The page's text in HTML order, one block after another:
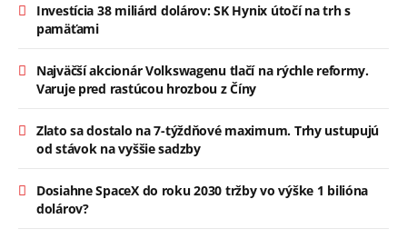
Investícia 38 miliárd dolárov: SK Hynix útočí na trh s
pamäťami
Najväčší akcionár Volkswagenu tlačí na rýchle reformy.
Varuje pred rastúcou hrozbou z Číny
Zlato sa dostalo na 7-týždňové maximum. Trhy ustupujú
od stávok na vyššie sadzby
Dosiahne SpaceX do roku 2030 tržby vo výške 1 bilióna
dolárov?